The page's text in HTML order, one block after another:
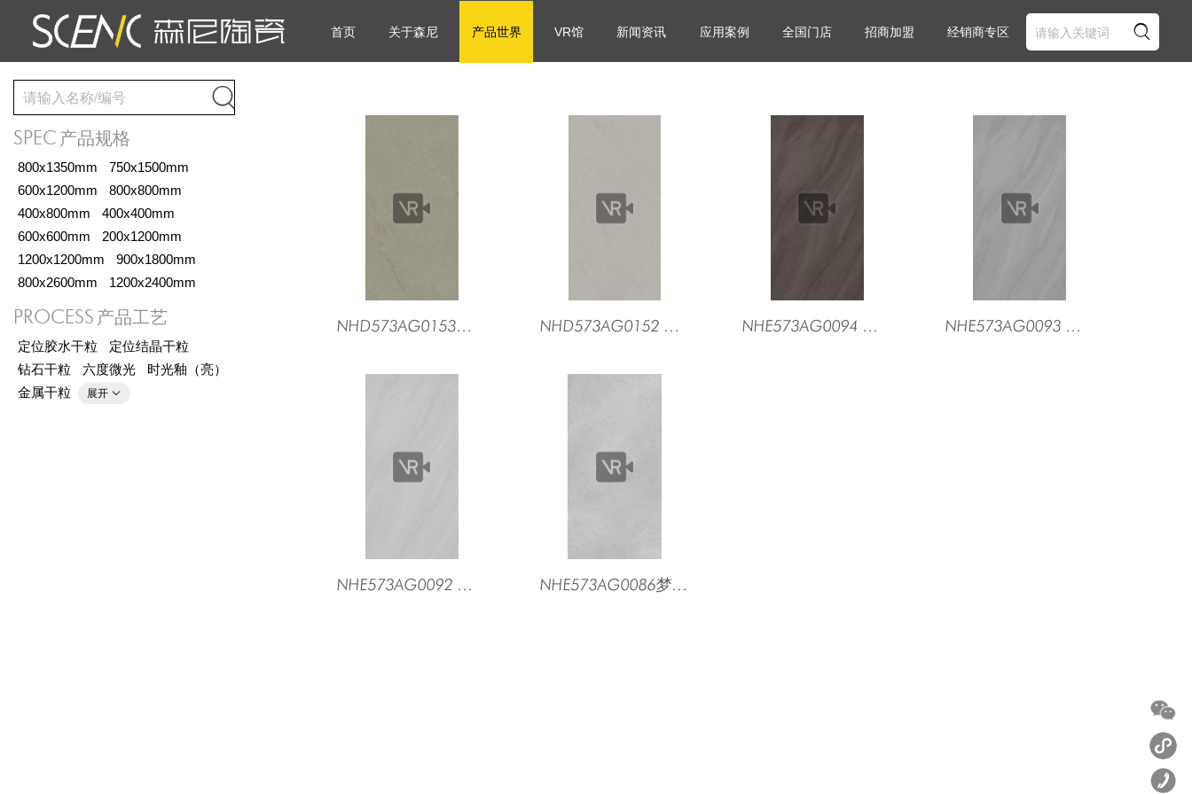
首页 关于森尼 产品世界 VR馆 新闻资讯 应用案例 全国门店 招商加盟 经销商专区 

SPEC 产品规格
800x1350mm
750x1500mm
600x1200mm
800x800mm
400x800mm
400x400mm
600x600mm
200x1200mm
1200x1200mm
900x1800mm
800x2600mm
1200x2400mm
PROCESS 产品工艺
定位胶水干粒
定位结晶干粒
钻石干粒
六度微光
时光釉（亮）
金属干粒
展开 
NHD573AG0153摩登咖（中） NHD573AG0152 摩登咖（浅） NHE573AG0094 暮光灰（深灰） NHE573AG0093 暮光灰（中灰）
NHE573AG0092 暮光灰（浅灰） NHE573AG0086梦幻灰（浅灰）